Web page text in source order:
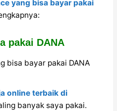
yang bisa bayar pakai
pakai DANA
bisa bayar pakai DANA
online terbaik di
banyak saya pakai.